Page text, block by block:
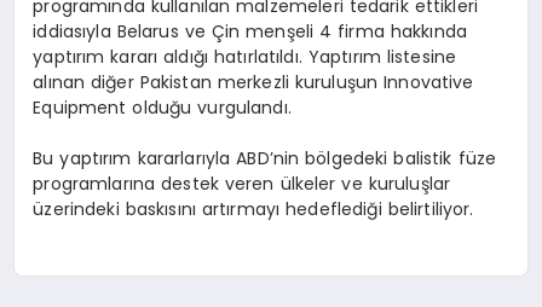
programında kullanılan malzemeleri tedarik ettikleri
iddiasıyla Belarus ve Çin menşeli 4 firma hakkında
yaptırım kararı aldığı hatırlatıldı. Yaptırım listesine
alınan diğer Pakistan merkezli kuruluşun Innovative
Equipment olduğu vurgulandı.
Bu yaptırım kararlarıyla ABD’nin bölgedeki balistik füze
programlarına destek veren ülkeler ve kuruluşlar
üzerindeki baskısını artırmayı hedeflediği belirtiliyor.